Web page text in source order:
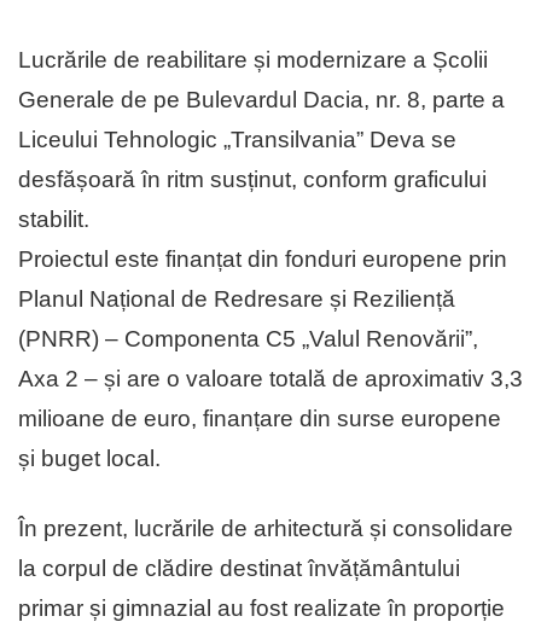
Lucrările de reabilitare și mo­der­ni­zare a Școlii
Generale de pe Bulevardul Dacia, nr. 8, parte a
Liceului Tehnologic „Transilvania” Deva se
desfășoară în ritm susținut, conform graficului
sta­bilit.
Proiectul este finanțat din fonduri europene prin
Planul Național de Re­dresare și Reziliență
(PNRR) – Com­ponenta C5 „Valul Renovării”,
Axa 2 – și are o valoare totală de aproximativ 3,3
milioane de euro, finanțare din surse europene
și buget local.
În prezent, lucrările de arhitectură și con­solidare
la corpul de clădire destinat învățământului
primar și gimnazial au fost realizate în proporție